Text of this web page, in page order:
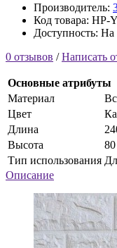
Производитель:
Код товара: HP-
Доступность: На
0 отзывов /Написать
Основные атрибуты
Материал
Цвет
Длина
Высота
Тип использования
Описание